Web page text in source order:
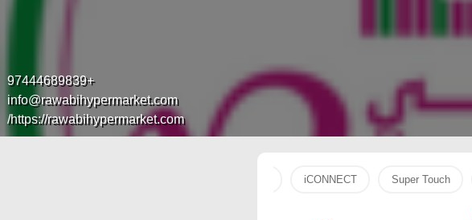
+97444689839
info@rawabihypermarket.com
https://rawabihypermarket.com/
Super Touch
iCONNECT